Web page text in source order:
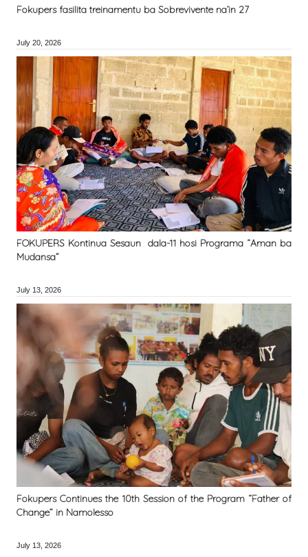
Fokupers fasilita treinamentu ba Sobrevivente na’in 27
July 20, 2026
FOKUPERS Kontinua Sesaun dala-11 hosi Programa “Aman ba
Mudansa”
July 13, 2026
Fokupers Continues the 10th Session of the Program “Father of
Change” in Namolesso
July 13, 2026